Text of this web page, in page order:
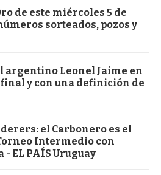
de este miércoles 5 de
sorteados, pozos y
argentino Leonel Jaime en
y con una definición de
el Carbonero es el
Intermedio con
EL PAÍS Uruguay